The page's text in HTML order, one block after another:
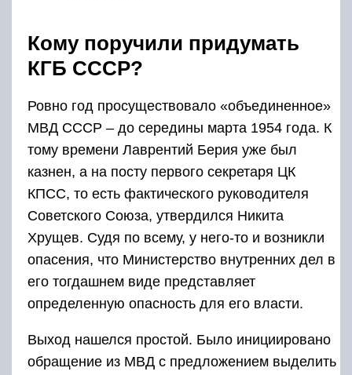
Кому поручили придумать
КГБ СССР?
Ровно год просуществовало «объединенное»
МВД СССР – до середины марта 1954 года. К
тому времени Лаврентий Берия уже был
казнен, а на посту первого секретаря ЦК
КПСС, то есть фактического руководителя
Советского Союза, утвердился Никита
Хрущев. Судя по всему, у него-то и возникли
опасения, что Министерство внутренних дел в
его тогдашнем виде представляет
определенную опасность для его власти.
Выход нашелся простой. Было инициировано
обращение из МВД с предложением выделить